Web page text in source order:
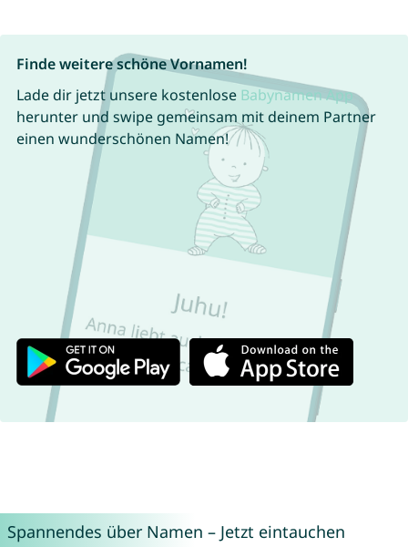
Finde weitere schöne Vornamen!
Lade dir jetzt unsere kostenlose Babynamen App
herunter und swipe gemeinsam mit deinem Partner
einen wunderschönen Namen!
Spannendes über Namen – Jetzt eintauchen